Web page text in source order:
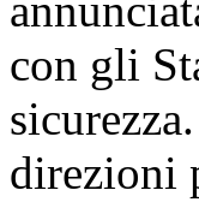
con gli
direzioni